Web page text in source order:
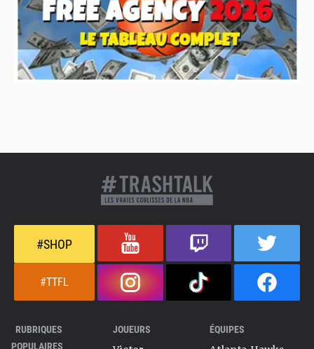
#SHOP
#TTFL
RUBRIQUES
POPULAIRES
JOUEURS ÉQUIPES